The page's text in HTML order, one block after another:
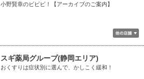
小野賢章のビビビ！【アーカイブのご案内】
スギ薬局グループ(静岡エリア)
おくすりは症状別に選んで、かしこく緩和！